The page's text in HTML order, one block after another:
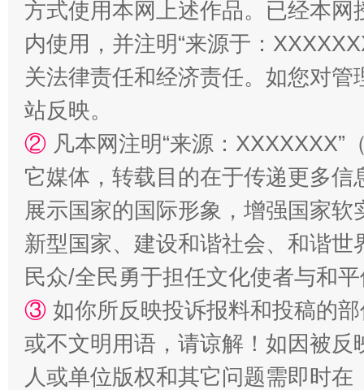
阿坝州三大球赛在茂县开幕 规模
国家大学科技园优化重塑工作
方式使用本网上述作品。已经本
内使用，并注明“来源于：
关法律责任和经济责任。如您对
站反映。
② 凡本网注明“来源：
它媒体，转载目的在于传递更多
展示国家的国际形象，增强国家
新型国家、建设和谐社会、和谐
民众/全民勇于担任文化使者与和
③ 如你所反映投诉报料和投稿的
或不文明用语，请谅解！如因被
人或单位版权和其它问题需即时在